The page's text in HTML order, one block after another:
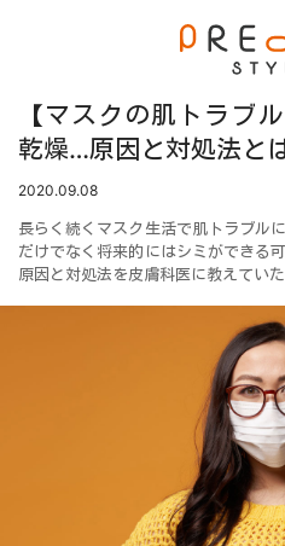
【マスクの肌トラブ
乾燥…原因と対処法と
2020.09.08
長らく続くマスク生活で肌トラブル
だけでなく将来的にはシミができる
原因と対処法を皮膚科医に教えてい